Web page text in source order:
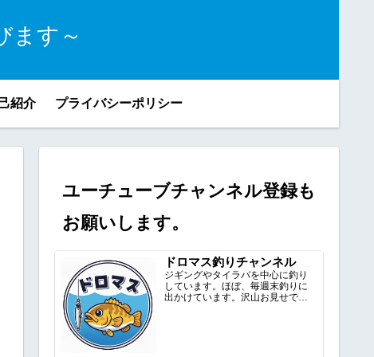
ます～
紹介 プライバシーポリシー
ユーチューブチャンネル登録も
お願いします。
ドロマス釣りチャンネル
ジギングやタイラバを中心に釣り
しています。ほぼ、毎週末釣りに
出かけています。沢山お見せでき